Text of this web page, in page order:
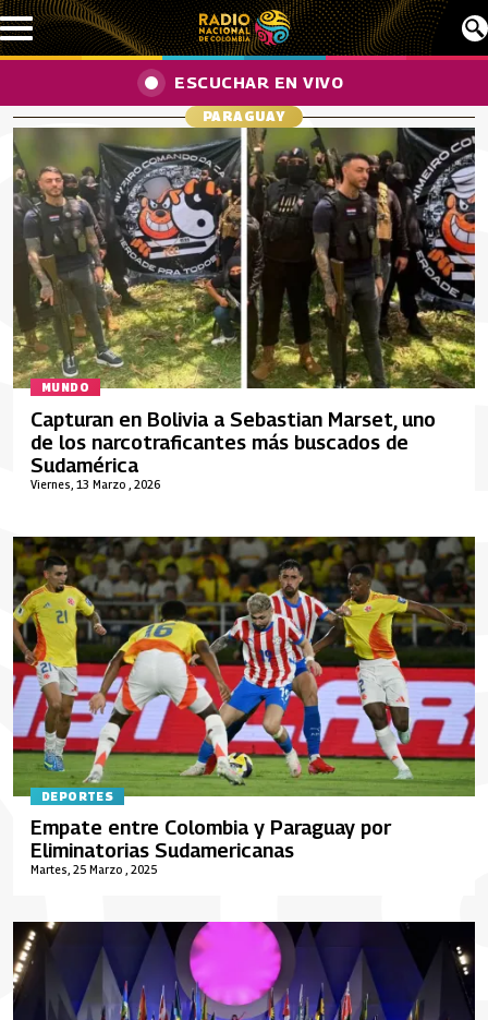
Pasar al contenido principal
ESCUCHAR EN VIVO
PARAGUAY
MUNDO
Viernes, 13 Marzo , 2026
Capturan en Bolivia a Sebastian Marset, uno
de los narcotraficantes más buscados de
Sudamérica
DEPORTES
Martes, 25 Marzo , 2025
Empate entre Colombia y Paraguay por
Eliminatorias Sudamericanas